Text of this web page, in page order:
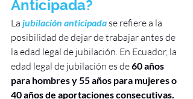
Anticipada?
La jubilación anticipada se refiere a la
posibilidad de dejar de trabajar antes de
la edad legal de jubilación. En Ecuador, la
edad legal de jubilación es de 60 años
para hombres y 55 años para mujeres o
40 años de aportaciones consecutivas.